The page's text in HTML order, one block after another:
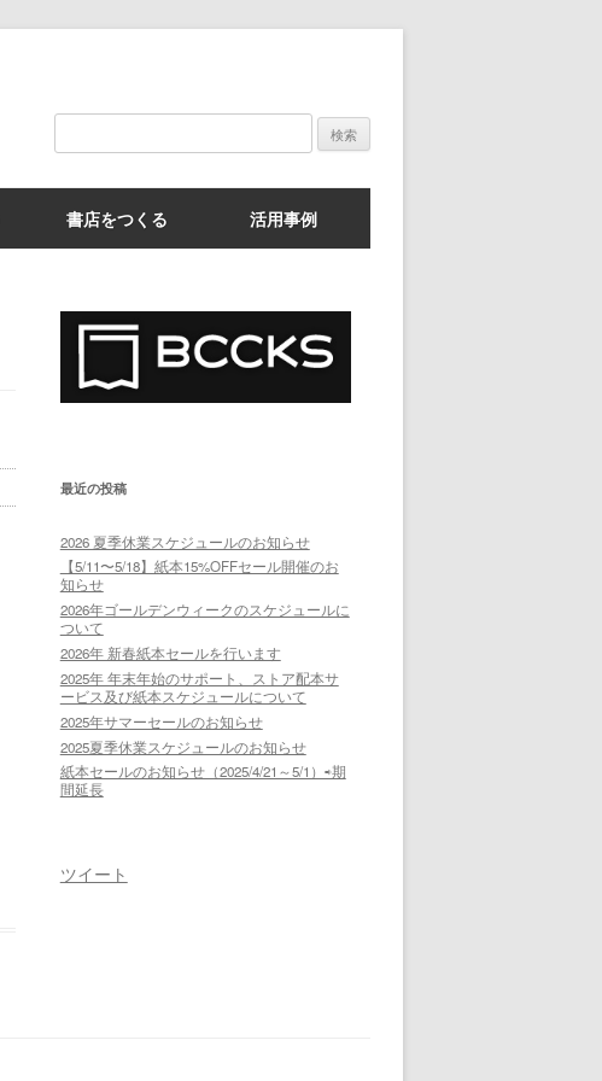
検
書店をつくる 活用事例
最近の投稿
2026 夏季休業スケジュールのお知らせ
【5/11〜5/18】紙本15%OFFセール開催のお
知らせ
2026年ゴールデンウィークのスケジュールに
ついて
2026年 新春紙本セールを行います
2025年 年末年始のサポート、ストア配本サ
ービス及び紙本スケジュールについて
2025年サマーセールのお知らせ
2025夏季休業スケジュールのお知らせ
紙本セールのお知らせ（2025/4/21～5/1）⇨期
間延長
ツイート